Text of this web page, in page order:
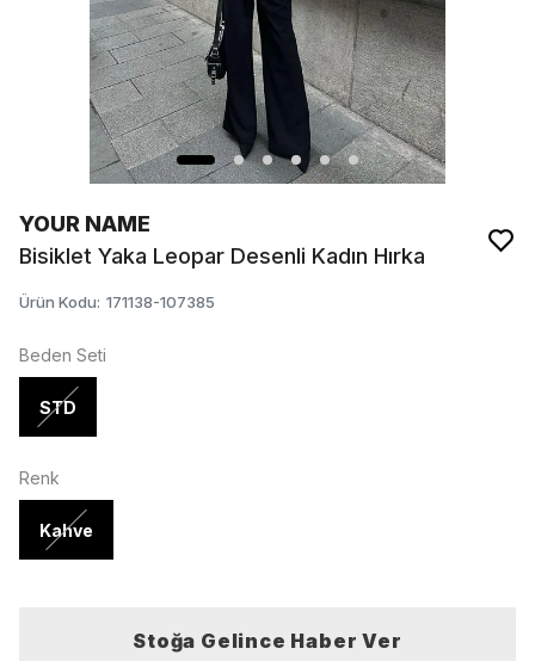
YOUR NAME
Bisiklet Yaka Leopar Desenli Kadın Hırka
Ürün Kodu: 171138-107385
Beden Seti
STD
Renk
Kahve
Stoğa Gelince Haber Ver